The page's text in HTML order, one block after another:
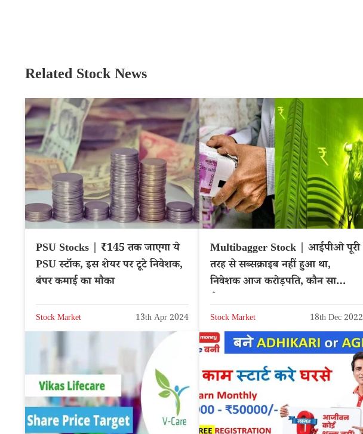
Related Stock News
PSU Stocks | ₹145 तक जाएगा ये
PSU स्‍टॉक, इस शेयर पर टूटे निवेशक,
बंपर कमाई का मौका
Stock Market 13th Apr 2024
Multibagger Stock | आईपीओ पूरी
तरह से सब्सक्राइब नहीं हुआ था,
निवेशक आज करोड़पति, कौन सा
Stock Market 18th Dec 2022